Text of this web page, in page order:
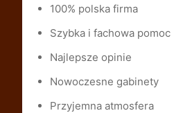
100% polska firma
Szybka i fachowa pomoc
Najlepsze opinie
Nowoczesne gabinety
Przyjemna atmosfera